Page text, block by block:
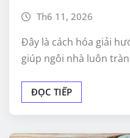
Th6 11, 2026
Đây là cách hóa giải
giúp ngôi nhà luôn
ĐỌC TIẾP